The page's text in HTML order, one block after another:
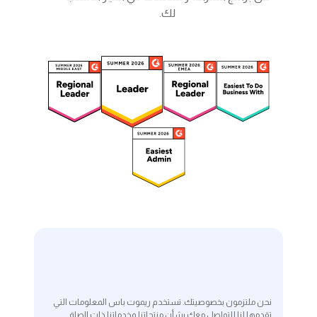
لك.
نحن ملتزمون بخصوصيتك. تستخدم ريموت باس المعلومات التي